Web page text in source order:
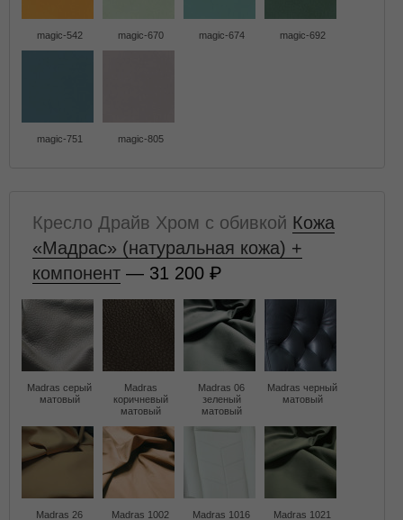
magic-542 magic-670 magic-674 magic-692
magic-751 magic-805
Кресло Драйв Хром с обивкой Кожа
«Мадрас» (натуральная кожа) +
компонент — 31 200
Madras серый
матовый
Madras
коричневый
матовый
Madras 06
зеленый
матовый
Madras черный
матовый
Madras 26
Madras 1002
Madras 1016
Madras 1021